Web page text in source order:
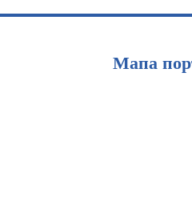
Мапа